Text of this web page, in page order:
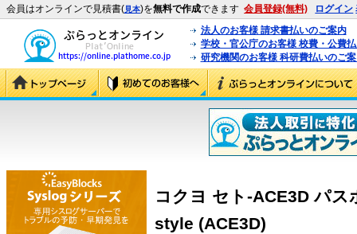
会員はオンラインで見積書(見本)を無料で作成できます 会員登録(無料) ログイン
法人のお客様 請求書払いのご案内
学校・官公庁のお客様 校費・公費
研究機関のお客様 科研費払いのご
コクヨ セト-ACE3D パス
style (ACE3D)